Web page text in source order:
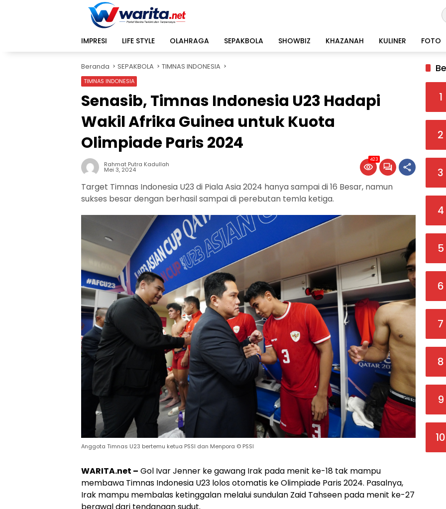
IMPRESI
LIFE STYLE OLAHRAGA SEPAKBOLA SHOWBIZ KHAZANAH KULINER FOTO
Beranda SEPAKBOLA TIMNAS INDONESIA
TIMNAS INDONESIA
Senasib, Timnas Indonesia U23 Hadapi
Wakil Afrika Guinea untuk Kuota
Olimpiade Paris 2024
Rahmat Putra Kadullah
Mei 3, 2024
423
Target Timnas Indonesia U23 di Piala Asia 2024 hanya sampai di 16 Besar, namun
sukses besar dengan berhasil sampai di perebutan temla ketiga.
Anggota Timnas U23 bertemu ketua PSSI dan Menpora © PSSI
WARITA.net – Gol Ivar Jenner ke gawang Irak pada menit ke-18 tak mampu
membawa Timnas Indonesia U23 lolos otomatis ke Olimpiade Paris 2024. Pasalnya,
Irak mampu membalas ketinggalan melalui sundulan Zaid Tahseen pada menit ke-27
berawal dari tendangan sudut.
1
2
3
4
5
6
7
8
9
10